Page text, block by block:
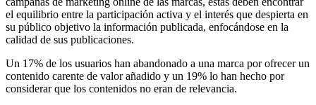
el equilibrio entre la participación activa y el interés que despierta en
su público objetivo la información publicada, enfocándose en la
calidad de sus publicaciones.
Un 17% de los usuarios han abandonado a una marca por ofrecer un
contenido carente de valor añadido y un 19% lo han hecho por
considerar que los contenidos no eran de relevancia.